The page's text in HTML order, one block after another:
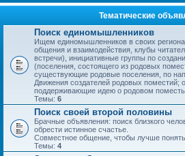
Тематические
Поиск единомышленников
Ищем единомышленников в своих
общения и взаимодействия, клубы
встречи), инициативные группы по
(поселения, состоящего из родовых
существующие родовые поселения, по
Движения создателей родовых поместий;
поддерживающие идею о родовом
Темы: 6
Поиск своей второй половины
Брачные объявления: поиск близкого
обрести истинное счастье.
Совместное общение, чтобы лучше понять
Темы: 4